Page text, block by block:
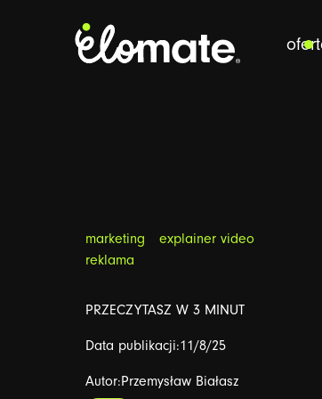
marketing
explainer video
reklama
PRZECZYTASZ W 3 MINUT
Data publikacji:11/8/25
Autor:Przemysław Białasz